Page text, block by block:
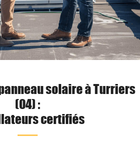
solaire à Turriers
(04) :
certifiés